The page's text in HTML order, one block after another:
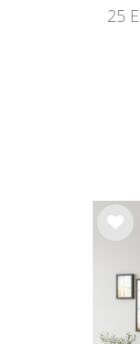
25
Wu
hlist
e